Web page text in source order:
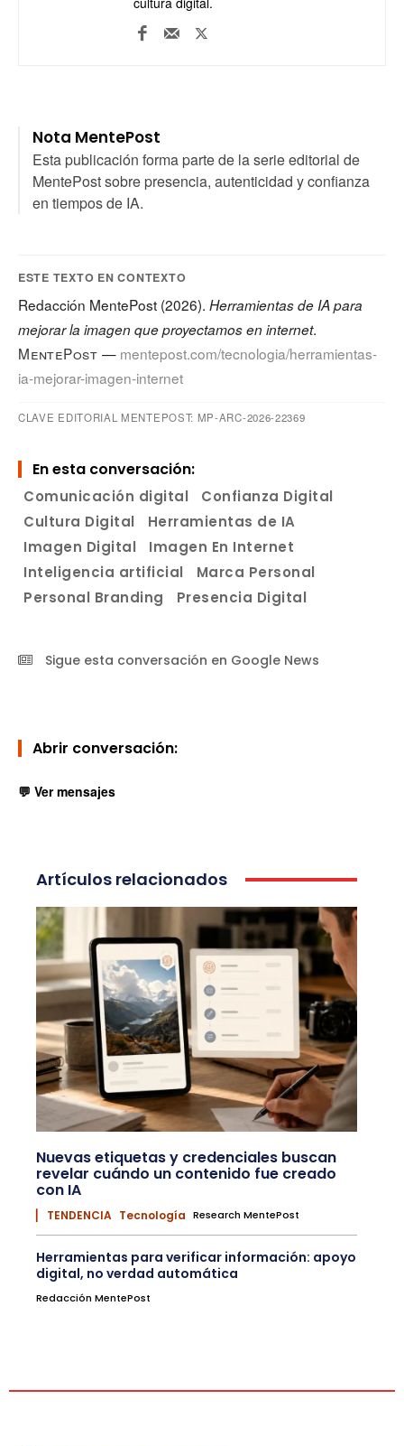
Nota MentePost
Esta publicación forma parte de la serie editorial de
MentePost sobre presencia, autenticidad y confianza
en tiempos de IA.
ESTE TEXTO EN CONTEXTO
Redacción MentePost (2026). Herramientas de IA para
mejorar la imagen que proyectamos en internet.
MentePost — mentepost.com/tecnologia/herramientas-
ia-mejorar-imagen-internet
CLAVE EDITORIAL MENTEPOST: MP-ARC-2026-22369
En esta conversación:
Comunicación digital
Confianza Digital
Cultura Digital
Herramientas de IA
Imagen Digital
Imagen En Internet
Inteligencia artificial
Marca Personal
Personal Branding
Presencia Digital
Sigue esta conversación en Google News
Abrir conversación:
💬 Ver mensajes
Artículos relacionados
Nuevas etiquetas y credenciales buscan
revelar cuándo un contenido fue creado
con IA
▏ TENDENCIA Tecnología Research MentePost
Herramientas para verificar información: apoyo
digital, no verdad automática
Redacción MentePost